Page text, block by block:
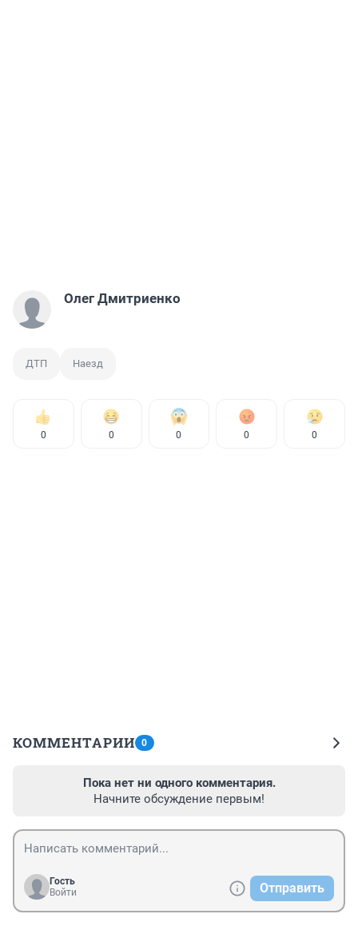
Олег Дмитриенко
ДТП Наезд
0 0 0 0 0
КОММЕНТАРИИ 0
Пока нет ни одного комментария.
Начните обсуждение первым!
Гость
Войти
Отправить